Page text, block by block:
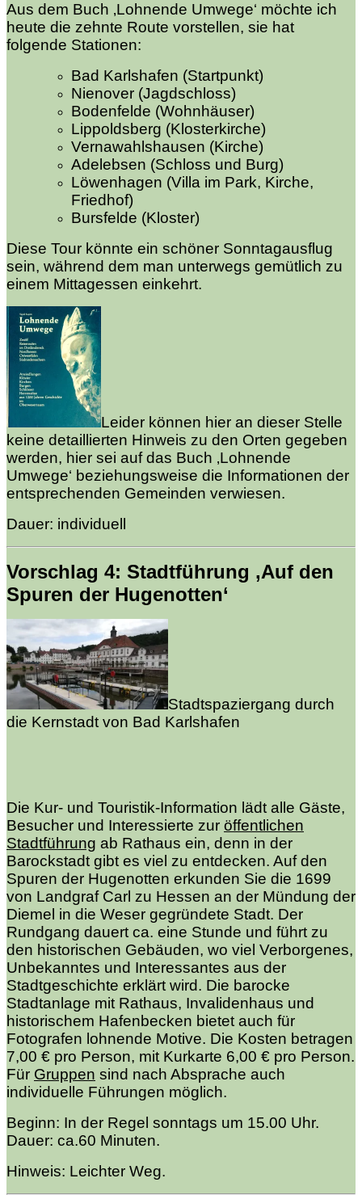
Aus dem Buch ‚Lohnende Umwege‘ möchte ich
heute die zehnte Route vorstellen, sie hat
folgende Stationen:
Bad Karlshafen (Startpunkt)
Nienover (Jagdschloss)
Bodenfelde (Wohnhäuser)
Lippoldsberg (Klosterkirche)
Vernawahlshausen (Kirche)
Adelebsen (Schloss und Burg)
Löwenhagen (Villa im Park, Kirche,
Friedhof)
Bursfelde (Kloster)
Diese Tour könnte ein schöner Sonntagausflug
sein, während dem man unterwegs gemütlich zu
einem Mittagessen einkehrt.
Leider können hier an dieser Stelle
keine detaillierten Hinweis zu den Orten gegeben
werden, hier sei auf das Buch ‚Lohnende
Umwege‘ beziehungsweise die Informationen der
entsprechenden Gemeinden verwiesen.
Dauer: individuell
Vorschlag 4: Stadtführung ‚Auf den
Spuren der Hugenotten‘
Stadtspaziergang durch
die Kernstadt von Bad Karlshafen
Die Kur- und Touristik-Information lädt alle Gäste,
Besucher und Interessierte zur öffentlichen
Stadtführung ab Rathaus ein, denn in der
Barockstadt gibt es viel zu entdecken. Auf den
Spuren der Hugenotten erkunden Sie die 1699
von Landgraf Carl zu Hessen an der Mündung der
Diemel in die Weser gegründete Stadt. Der
Rundgang dauert ca. eine Stunde und führt zu
den historischen Gebäuden, wo viel Verborgenes,
Unbekanntes und Interessantes aus der
Stadtgeschichte erklärt wird. Die barocke
Stadtanlage mit Rathaus, Invalidenhaus und
historischem Hafenbecken bietet auch für
Fotografen lohnende Motive. Die Kosten betragen
7,00 € pro Person, mit Kurkarte 6,00 € pro Person.
Für Gruppen sind nach Absprache auch
individuelle Führungen möglich.
Beginn: In der Regel sonntags um 15.00 Uhr.
Dauer: ca.60 Minuten.
Hinweis: Leichter Weg.